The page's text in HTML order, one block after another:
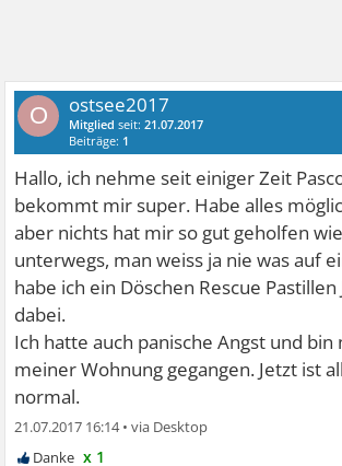
O ostsee2017
Mitglied seit:21.07.2017
Beiträge: 1
Hallo, ich nehme seit einiger Zeit
bekommt mir super. Habe alles
aber nichts hat mir so gut geholfen
unterwegs, man weiss ja nie was auf
habe ich ein Döschen Rescue
dabei.
Ich hatte auch panische Angst und
meiner Wohnung gegangen. Jetzt ist
normal.
21.07.2017 16:14•
x 1